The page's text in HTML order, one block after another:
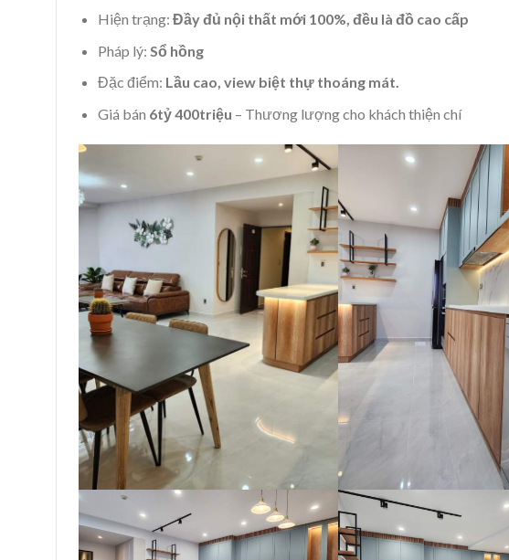
Hiện trạng: Đầy đủ nội thất mới 100%, đều là đồ cao cấp
Pháp lý: Sổ hồng
Đặc điểm: Lầu cao, view biệt thự thoáng mát.
Giá bán 6tỷ 400triệu – Thương lượng cho khách thiện chí